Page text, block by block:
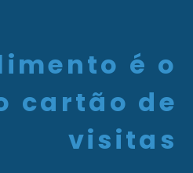
é o
cartão de
visitas